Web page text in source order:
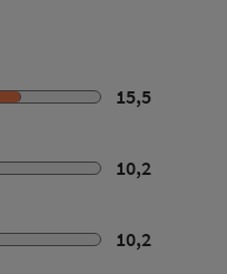
15,5
10,2
10,2